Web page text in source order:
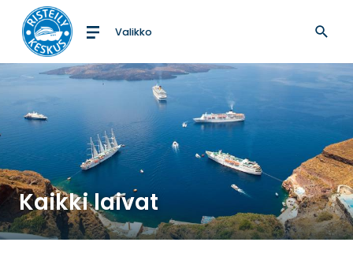
Etusivulle
Valikko
Kaikki laivat